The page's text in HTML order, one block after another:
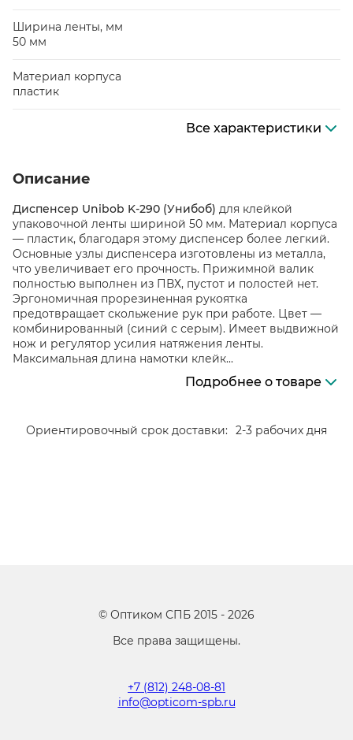
Ширина ленты, мм
50 мм
Материал корпуса
пластик
Все характеристики
Описание
Диспенсер Unibob K-290 (Унибоб) для клейкой
упаковочной ленты шириной 50 мм. Материал корпуса
— пластик, благодаря этому диспенсер более легкий.
Основные узлы диспенсера изготовлены из металла,
что увеличивает его прочность. Прижимной валик
полностью выполнен из ПВХ, пустот и полостей нет.
Эргономичная прорезиненная рукоятка
предотвращает скольжение рук при работе. Цвет —
комбинированный (синий с серым). Имеет выдвижной
нож и регулятор усилия натяжения ленты.
Максимальная длина намотки клейк...
Подробнее о товаре
Ориентировочный срок доставки: 2-3 рабочих дня
© Оптиком СПБ 2015 - 2026
Все права защищены.
+7 (812) 248-08-81
info@opticom-spb.ru